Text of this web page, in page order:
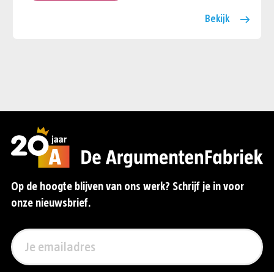
Bekijk
Op de hoogte blijven van ons werk? Schrijf je in voor
onze nieuwsbrief.